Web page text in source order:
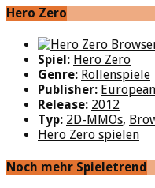
Hero Zero
Spiel: Hero Zero
Genre: Rollenspiele
Publisher:
Release: 2012
Typ: 2D-MMOs,
Hero Zero spielen
Noch mehr Spieletrend